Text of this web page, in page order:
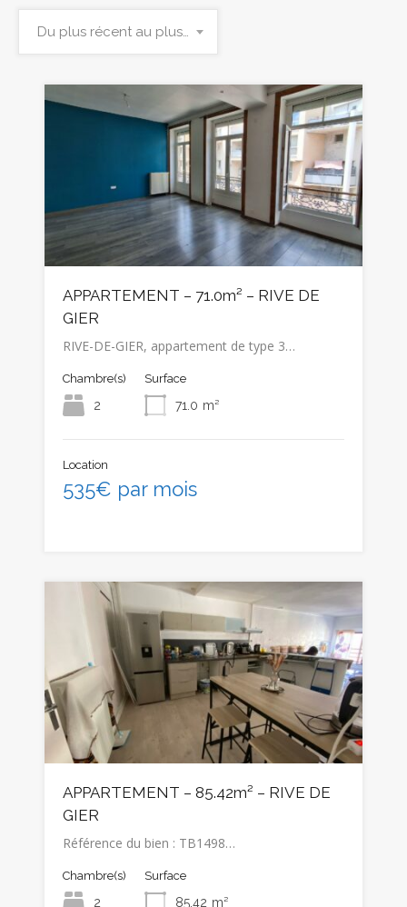
Du plus récent au plus ancien
APPARTEMENT – 71.0m² – RIVE DE
GIER
RIVE-DE-GIER, appartement de type 3…
Chambre(s)
2
Surface
71.0 m²
Location
535€ par mois
APPARTEMENT – 85.42m² – RIVE DE
GIER
Référence du bien : TB1498…
Chambre(s)
2
Surface
85.42 m²